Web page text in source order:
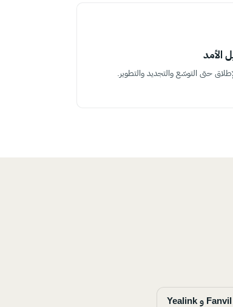
الأمد
حتى التوسّع والتجديد والتطوير.